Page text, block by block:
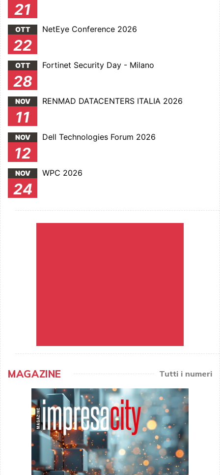
21
OTT
22
NetEye Conference 2026
OTT
28
Fortinet Security Day - Milano
NOV
11
RENMAD DATACENTERS ITALIA 2026
NOV
12
Dell Technologies Forum 2026
NOV
24
WPC 2026
MAGAZINE Tutti i numeri